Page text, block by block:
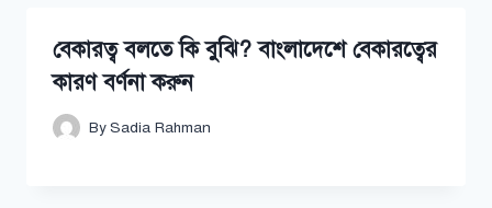
বেকারত্ব বলতে কি বুঝি? বাংলাদেশে বেকারত্বের
কারণ বর্ণনা করুন
BySadia Rahman